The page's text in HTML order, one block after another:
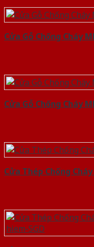
Cửa Gỗ Chống Cháy
Cửa Gỗ Chống Cháy
Cửa Thép Chống